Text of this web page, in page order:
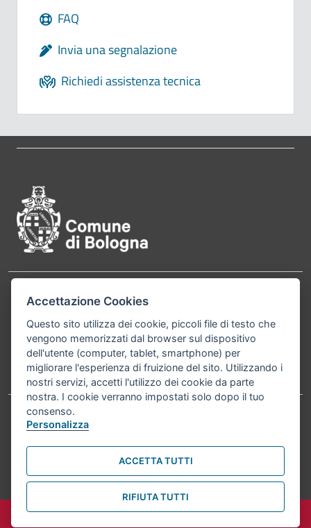
FAQ
Invia una segnalazione
Richiedi assistenza tecnica
Contatti
Comune di Bologna, Piazza Maggiore, 6 - 40124
Bologna P.Iva 01232710374 Cod. IBAN: IT 88 R
02008 02435 000020067156
Telefono:051203040
Accessibilità Carta dei valori
Informativa sul trattamento dei dati personali Note legali
© Comune di Bologna 2026. Tutti i diritti riservati.
Accettazione Cookies
Questo sito utilizza dei cookie, piccoli file di testo che
vengono memorizzati dal browser sul dispositivo
dell'utente (computer, tablet, smartphone) per
migliorare l'esperienza di fruizione del sito. Utilizzando i
nostri servizi, accetti l'utilizzo dei cookie da parte
nostra. I cookie verranno impostati solo dopo il tuo
consenso.
Personalizza
ACCETTA TUTTI
RIFIUTA TUTTI